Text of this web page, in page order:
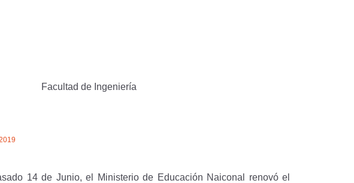
Facultad de Ingeniería
14 de Junio, el Ministerio de Educación Naiconal renovó el